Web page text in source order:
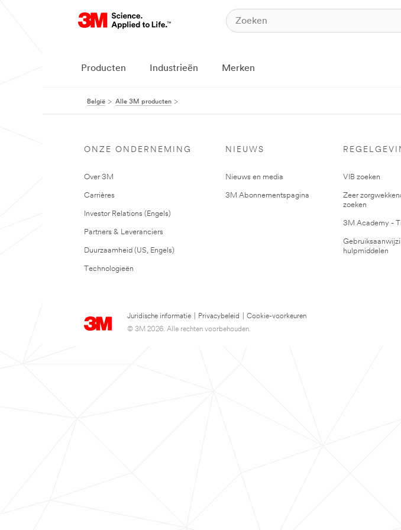
Producten Industrieën Merken
België Alle 3M producten
ONZE ONDERNEMING
Over 3M
Carrières
Investor Relations (Engels)
Partners & Leveranciers
Duurzaamheid (US, Engels)
Technologieën
NIEUWS
Nieuws en media
3M Abonnementspagina
VIB zoeken
Zeer
zoeken
3M Academy -
hulpmiddelen
Juridische informatie Privacybeleid
Cookie-voorkeuren
© 3M 2026. Alle rechten voorbehouden.